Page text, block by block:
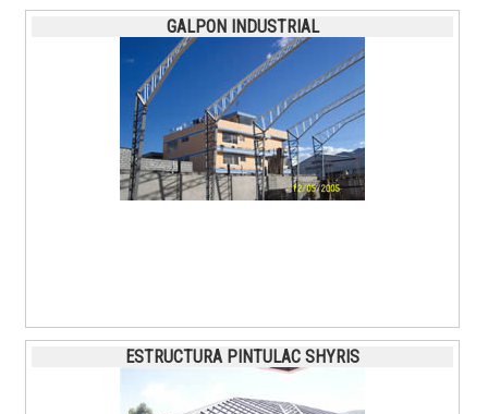
GALPON INDUSTRIAL
ESTRUCTURA PINTULAC SHYRIS